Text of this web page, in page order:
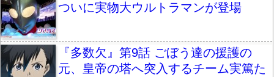
ついに実物大ウルトラマンが登場
『多数欠』第9話 ごぼう達の援護の
元、皇帝の塔へ突入するチーム実篤た